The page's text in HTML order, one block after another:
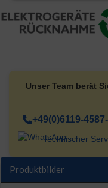
Unser Team berät
+49(0)6119-
Technischer
Produktbilder